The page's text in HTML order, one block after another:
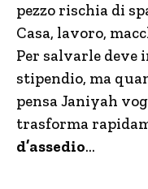
pezzo rischia di
Casa, lavoro,
Per salvarle deve
stipendio, ma
pensa Janiyah
trasforma
d’assedio…